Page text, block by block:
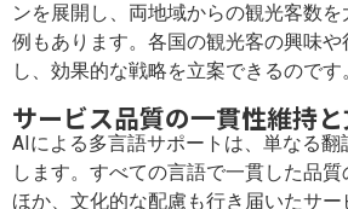
ンを展開し、両地域からの観光客数
例もあります。各国の観光客の興味
し、効果的な戦略を立案できるのです
サービス品質の一貫性維持
AIによる多言語サポートは、単なる
します。すべての言語で一貫した品
ほか、文化的な配慮も行き届いたサー